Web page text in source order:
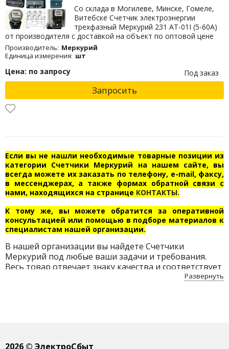
Со склада в Могилеве, Минске, Гомеле,
Витебске Счетчик электроэнергии
трехфазный Меркурий 231 АТ-01I (5-60А)
от производителя с доставкой на объект по оптовой цене
Производитель: Меркурий
Единица измерения: шт
Цена: по запросу Под заказ
Запросить
Если вы не нашли необходимые товарные позиции из
категории Счетчики Меркурий на нашем сайте, вы
всегда можете их заказать по телефону, e-mail, факсу,
в мессенджерах, а также формах обратной связи с
нами, находящихся на странице КОНТАКТЫ.
К тому же, вы можете обратится за оперативной
консультацией или помощью в подборе материалов к
специалистам нашей организации.
В нашей организации вы найдете Счетчики
Меркурий под любые ваши задачи и требования.
Весь товар отвечает знаку качества и соответствует
всем нормам безопасности. Приобретайте Счетчики
Развернуть
2026© ЭлектроСбыт